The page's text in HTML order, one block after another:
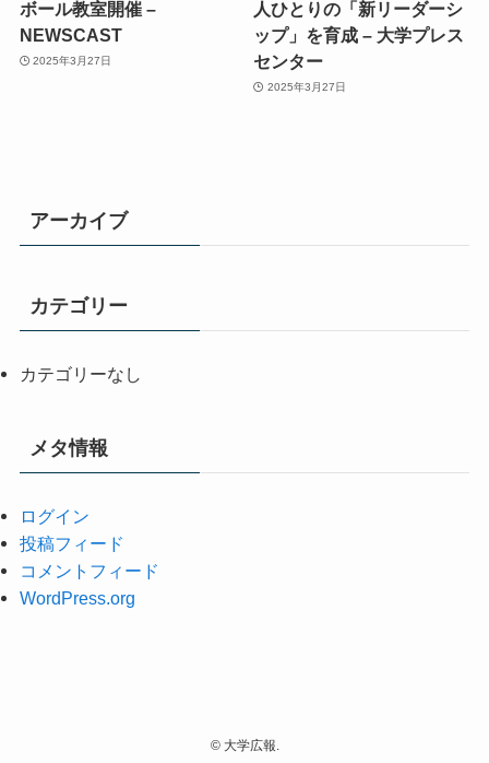
ボール教室開催 –
NEWSCAST
2025年3月27日
人ひとりの「新リーダーシ
ップ」を育成 – 大学プレス
センター
2025年3月27日
アーカイブ
カテゴリー
カテゴリーなし
メタ情報
ログイン
投稿フィード
コメントフィード
WordPress.org
©大学広報.